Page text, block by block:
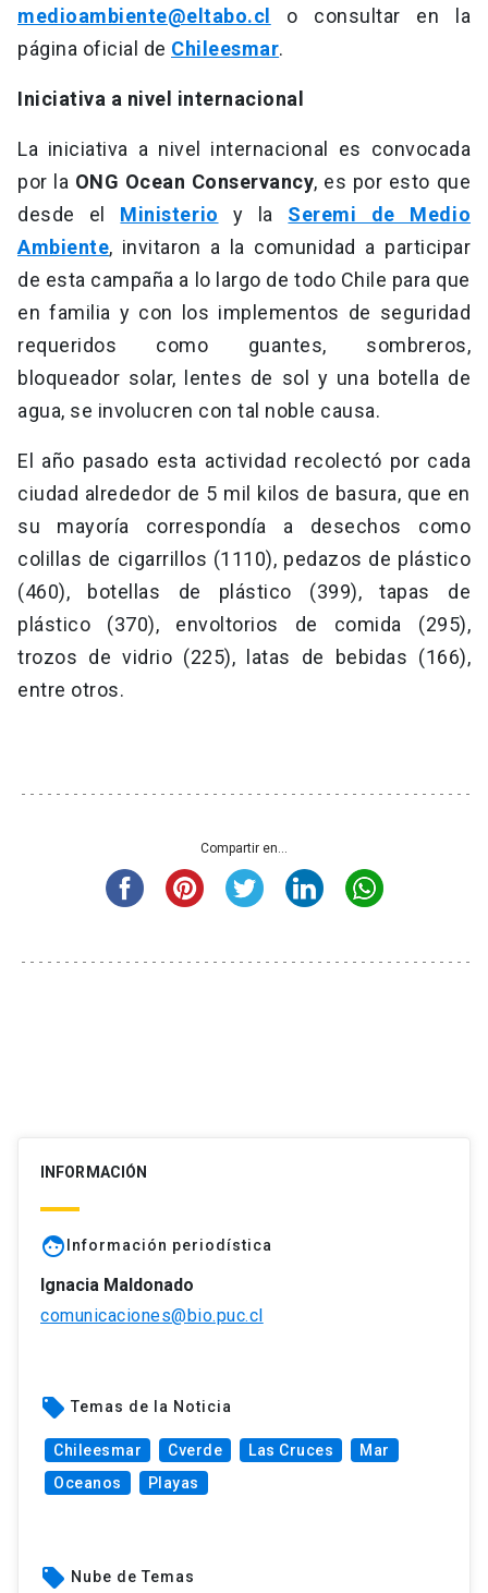
medioambiente@eltabo.cl
o consultar en la
página oficial de Chileesmar.
Iniciativa a nivel internacional
La iniciativa a nivel internacional es convocada
por la ONG Ocean Conservancy, es por esto que
desde el Ministerio y la Seremi de Medio
Ambiente, invitaron a la comunidad a participar
de esta campaña a lo largo de todo Chile para que
en familia y con los implementos de seguridad
requeridos como guantes, sombreros,
bloqueador solar, lentes de sol y una botella de
agua, se involucren con tal noble causa.
El año pasado esta actividad recolectó por cada
ciudad alrededor de 5 mil kilos de basura, que en
su mayoría correspondía a desechos como
colillas de cigarrillos (1110), pedazos de plástico
(460), botellas de plástico (399), tapas de
plástico (370), envoltorios de comida (295),
trozos de vidrio (225), latas de bebidas (166),
entre otros.
Compartir en...
INFORMACIÓN
face Información periodística
Ignacia Maldonado
comunicaciones@bio.puc.cl
local_offer Temas de la Noticia
Chileesmar Cverde Las Cruces
Mar
Oceanos
Playas
local_offer Nube de Temas